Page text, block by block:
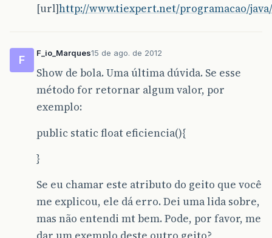
[url]http://www.tiexpert.net/programacao/
F
F_io_Marques15 de ago. de 2012
Show de bola. Uma última dúvida. Se esse
método for retornar algum valor, por
exemplo:
public static float eficiencia(){
}
Se eu chamar este atributo do geito que você
me explicou, ele dá erro. Dei uma lida sobre,
mas não entendi mt bem. Pode, por favor, me